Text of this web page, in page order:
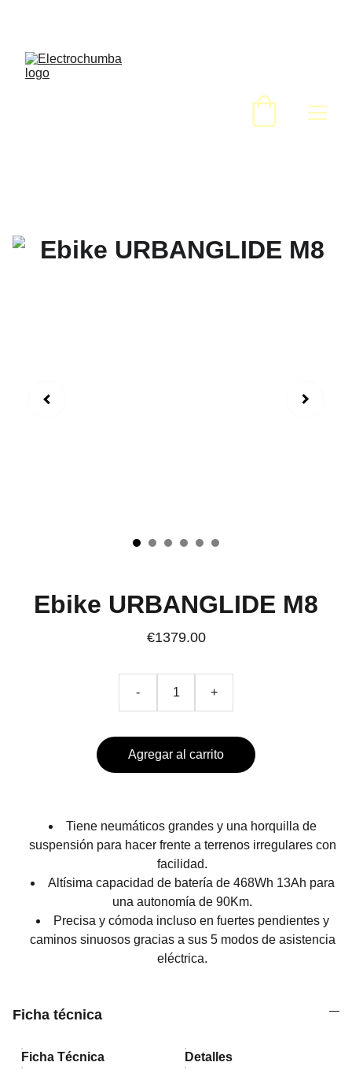
Ebike URBANGLIDE M8
€1379.00
- +
Agregar al carrito
Tiene neumáticos grandes y una horquilla de
suspensión para hacer frente a terrenos irregulares con
facilidad.
Altísima capacidad de batería de 468Wh 13Ah para
una autonomía de 90Km.
Precisa y cómoda incluso en fuertes pendientes y
caminos sinuosos gracias a sus 5 modos de asistencia
eléctrica.
Ficha técnica
Ficha Técnica Detalles